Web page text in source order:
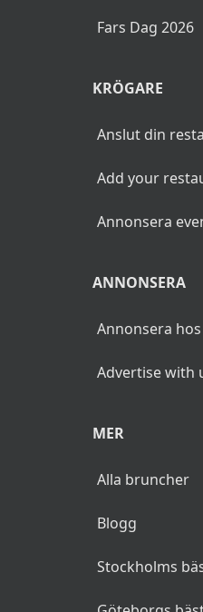
Fars Dag 2026
KRÖGARE
Anslut din
Add your
Annonsera
ANNONSERA
Annonsera
Advertise with
MER
Alla bruncher
Blogg
Stockholms